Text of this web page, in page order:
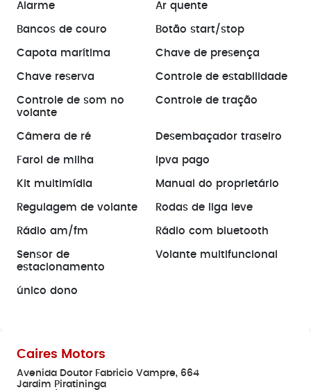
Alarme Ar quente
Bancos de couro Botão start/stop
Capota marítima Chave de presença
Chave reserva Controle de estabilidade
Controle de som no
volante
Controle de tração
Câmera de ré Desembaçador traseiro
Farol de milha Ipva pago
Kit multimídia Manual do proprietário
Regulagem de volante Rodas de liga leve
Rádio am/fm Rádio com bluetooth
Sensor de
estacionamento
Volante multifuncional
único dono
Caires Motors
Avenida Doutor Fabricio Vampre, 664
Jardim Piratininga